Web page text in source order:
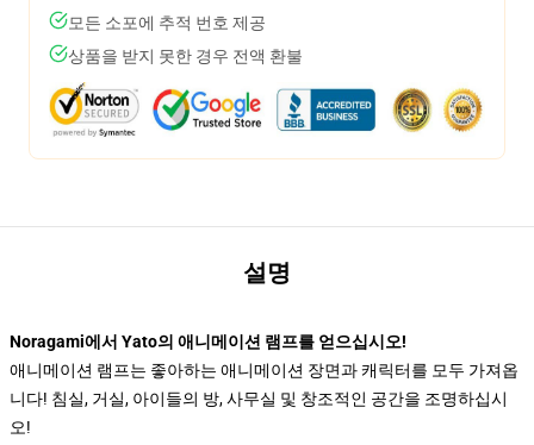
모든 소포에 추적 번호 제공
상품을 받지 못한 경우 전액 환불
설명
Noragami에서 Yato의 애니메이션 램프를 얻으십시오!
애니메이션 램프는 좋아하는 애니메이션 장면과 캐릭터를 모두 가져옵
니다! 침실, 거실, 아이들의 방, 사무실 및 창조적인 공간을 조명하십시
오!